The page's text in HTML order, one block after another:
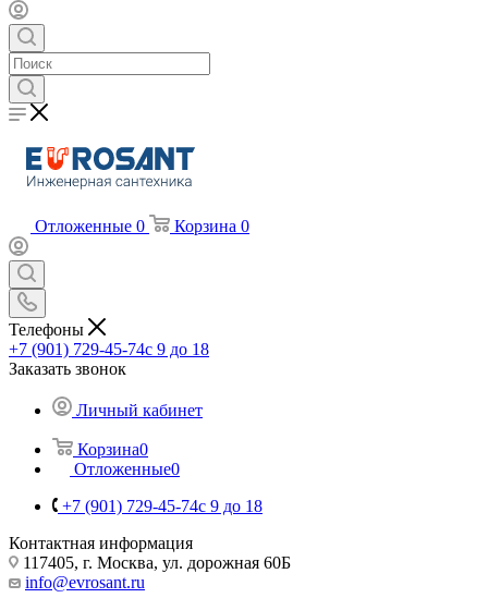
Отложенные 0 Корзина 0
Телефоны
+7 (901) 729-45-74c 9 до 18
Заказать звонок
Личный кабинет
Корзина0
Отложенные0
+7 (901) 729-45-74c 9 до 18
Контактная информация
117405, г. Москва, ул. дорожная 60Б
info@evrosant.ru